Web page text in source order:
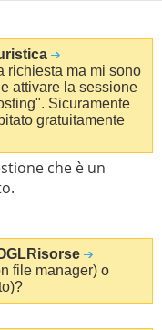
richiesta ma mi sono
attivare la sessione
Sicuramente
gratuitamente
che è un
file manager) o